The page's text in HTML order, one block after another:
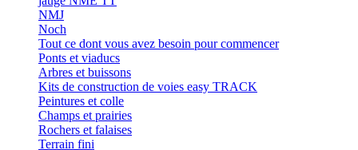
NMJ
Noch
Tout ce dont vous avez besoin pour commencer
Ponts et viaducs
Arbres et buissons
Kits de construction de voies easy TRACK
Peintures et colle
Champs et prairies
Rochers et falaises
Terrain fini